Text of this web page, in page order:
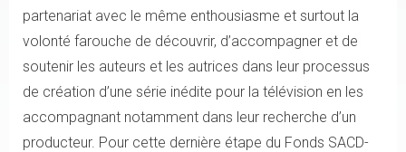
partenariat avec le même enthousiasme et surtout la
volonté farouche de découvrir, d’accompagner et de
soutenir les auteurs et les autrices dans leur processus
de création d’une série inédite pour la télévision en les
accompagnant notamment dans leur recherche d’un
producteur. Pour cette dernière étape du Fonds SACD-